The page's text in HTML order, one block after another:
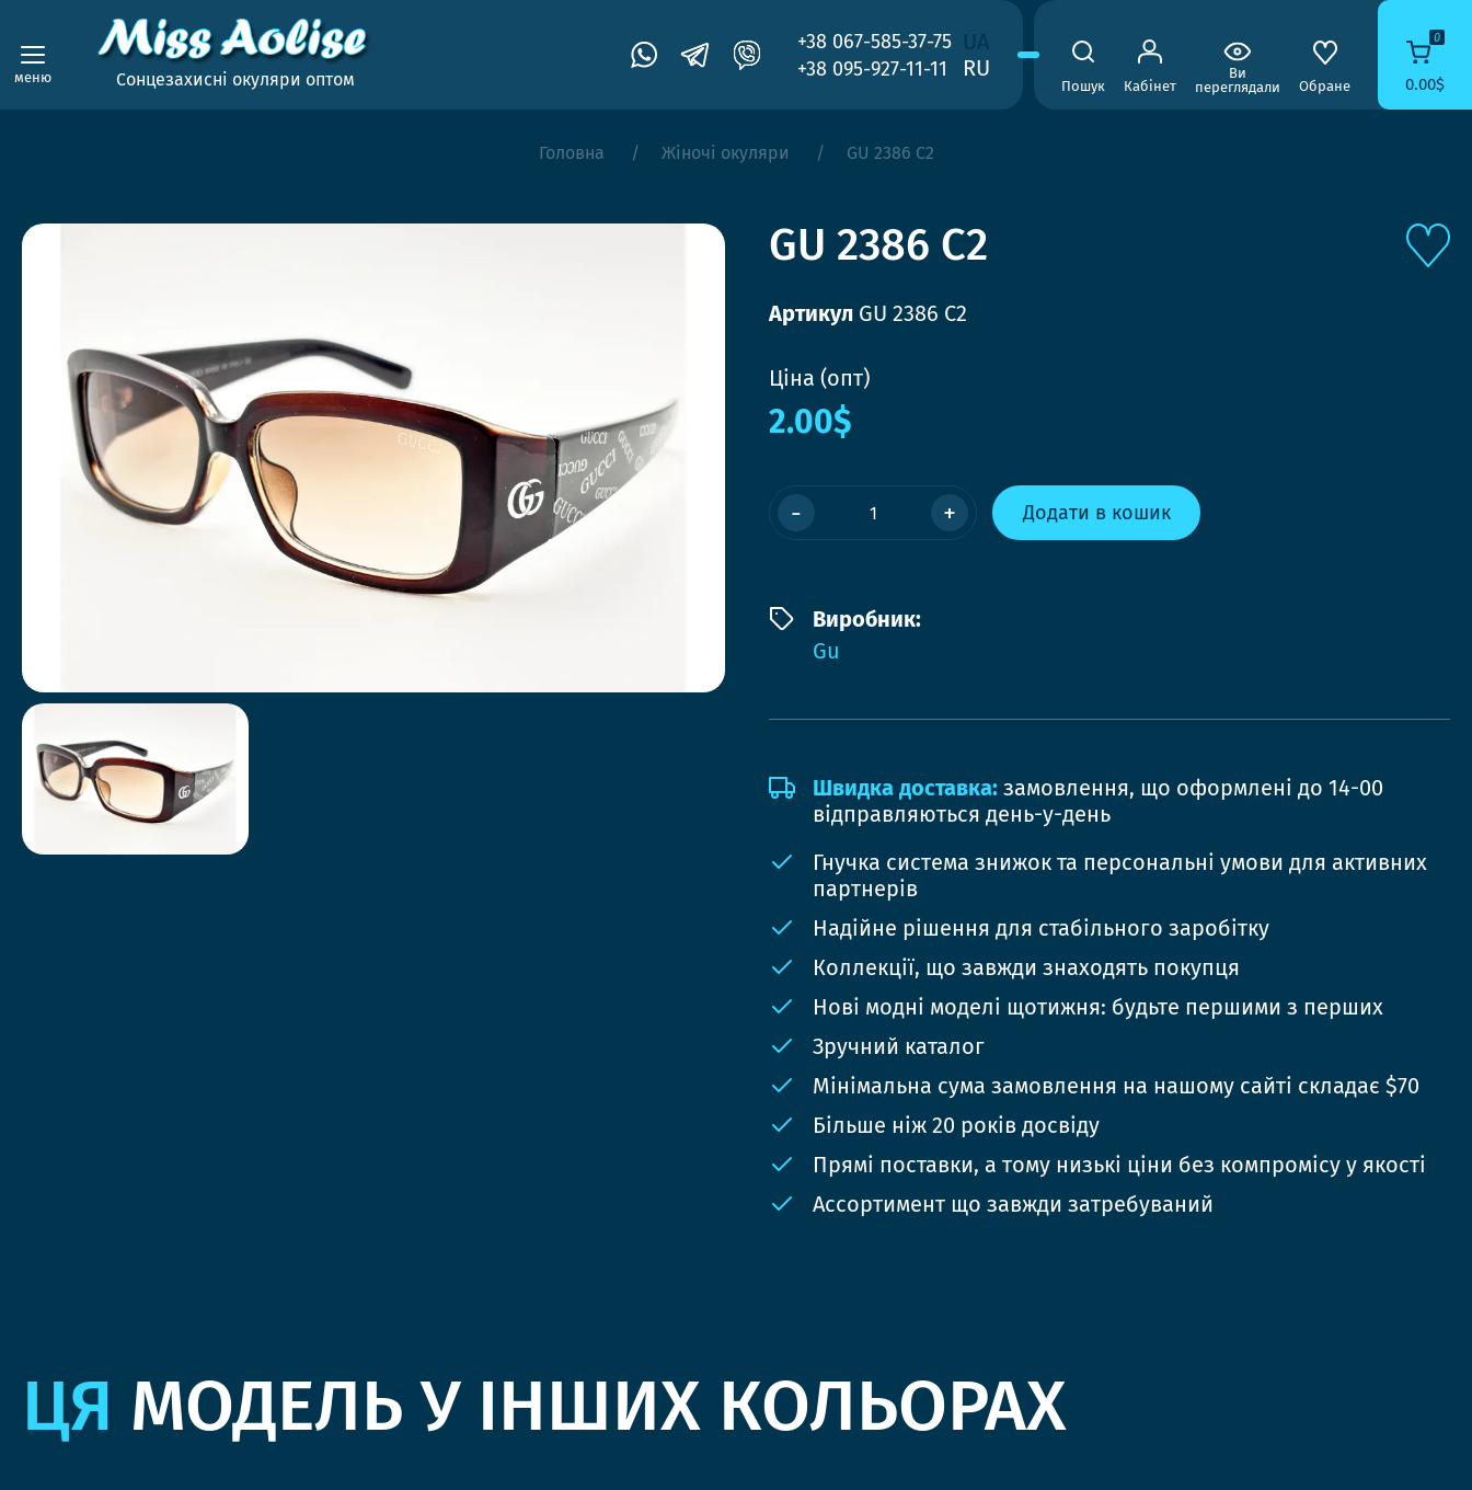
меню Сонцезахисні окуляри оптом
+38 067-585-37-75
+38 095-927-11-11
RU
Пошук Кабінет
Ви
переглядали
Обране
0
0.00$
Головна Жіночі окуляри GU 2386 C2
GU 2386 C2
Артикул GU 2386 C2
Ціна (опт)
2.00$
- + Додати в кошик
Виробник:
Gu
Швидка доставка: замовлення, що оформлені до 14-00
відправляються день-у-день
Гнучка система знижок та персональні умови для активних
партнерів
Надійне рішення для стабільного заробітку
Коллекції, що завжди знаходять покупця
Нові модні моделі щотижня: будьте першими з перших
Зручний каталог
Мінімальна сума замовлення на нашому сайті складає $70
Більше ніж 20 років досвіду
Прямі поставки, а тому низькі ціни без компромісу у якості
Ассортимент що завжди затребуваний
ЦЯ МОДЕЛЬ У ІНШИХ КОЛЬОРАХ